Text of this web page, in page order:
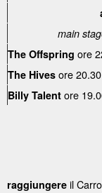
main
The Offspring ore
The Hives ore 20.30
Billy Talent ore
raggiungere il